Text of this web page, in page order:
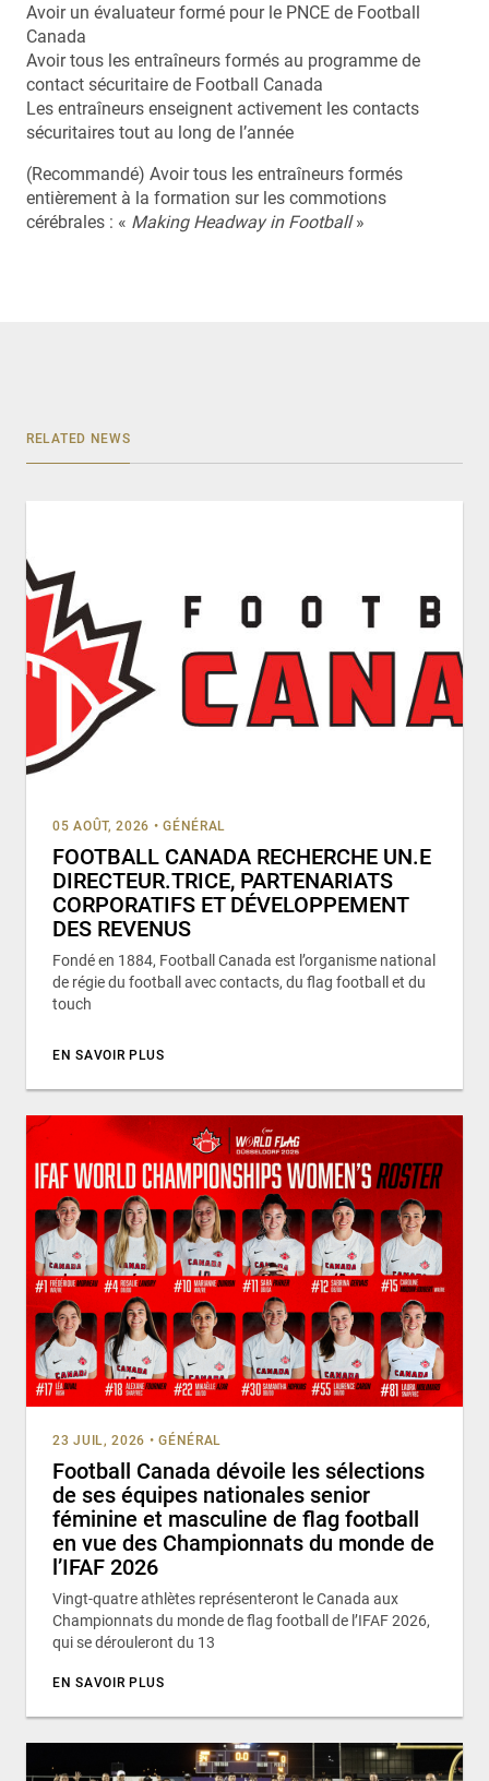
Avoir un évaluateur formé pour le PNCE de Football
Canada
Avoir tous les entraîneurs formés au programme de
contact sécuritaire de Football Canada
Les entraîneurs enseignent activement les contacts
sécuritaires tout au long de l’année
(Recommandé) Avoir tous les entraîneurs formés
entièrement à la formation sur les commotions
cérébrales : « Making Headway in Football»
RELATED NEWS
05 AOÛT, 2026 • GÉNÉRAL
FOOTBALL CANADA RECHERCHE UN.E
DIRECTEUR.TRICE, PARTENARIATS
CORPORATIFS ET DÉVELOPPEMENT
DES REVENUS
Fondé en 1884, Football Canada est l’organisme national
de régie du football avec contacts, du flag football et du
touch
EN SAVOIR PLUS
23 JUIL, 2026 • GÉNÉRAL
Football Canada dévoile les sélections
de ses équipes nationales senior
féminine et masculine de flag football
en vue des Championnats du monde de
l’IFAF 2026
Vingt-quatre athlètes représenteront le Canada aux
Championnats du monde de flag football de l’IFAF 2026,
qui se dérouleront du 13
EN SAVOIR PLUS